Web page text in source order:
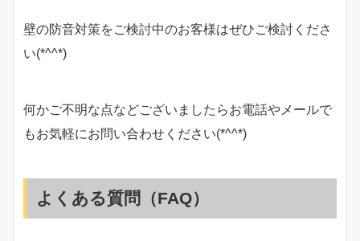
壁の防音対策をご検討中のお客様はぜひご検討くださ
い(*^^*)
何かご不明な点などございましたらお電話やメールで
もお気軽にお問い合わせください(*^^*)
よくある質問（FAQ）